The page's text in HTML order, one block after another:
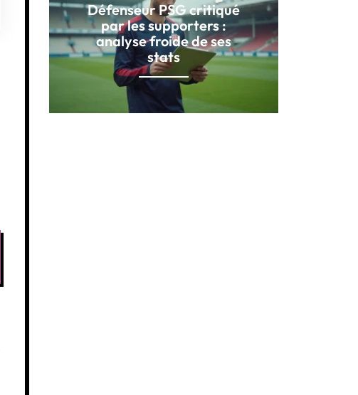
Défenseur PSG critiqué
par les supporters :
analyse froide de ses
stats